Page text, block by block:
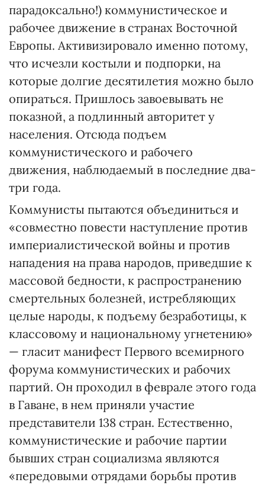
парадоксально!) коммунистическое и
рабочее движение в странах Восточной
Европы. Активизировало именно потому,
что исчезли костыли и подпорки, на
которые долгие десятилетия можно было
опираться. Пришлось завоевывать не
показной, а подлинный авторитет у
населения. Отсюда подъем
коммунистического и рабочего
движения, наблюдаемый в последние два-
три года.
Коммунисты пытаются объединиться и
«совместно повести наступление против
империалистической войны и против
нападения на права народов, приведшие к
массовой бедности, к распространению
смертельных болезней, истребляющих
целые народы, к подъему безработицы, к
классовому и национальному угнетению»
— гласит манифест Первого всемирного
форума коммунистических и рабочих
партий. Он проходил в феврале этого года
в Гаване, в нем приняли участие
представители 138 стран. Естественно,
коммунистические и рабочие партии
бывших стран социализма являются
«передовыми отрядами борьбы против